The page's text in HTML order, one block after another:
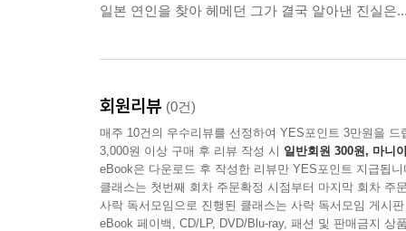
일본 연인을 찾아 헤메던 그가 결국 알아낸 진실은
회원리뷰 (0건)
매주 10건의 우수리뷰를 선정하여 YES포인트 3만원을 드
3,000원 이상 구매 후 리뷰 작성 시 일반회원 300원, 마니
eBook은 다운로드 후 작성한 리뷰만 YES포인트 지급됩니
클래스는 첫번째 회차 주문확정 시점부터 마지막 회차 주
사락 독서모임으로 진행된 클래스는 사락 독서모임 게시
eBook 페이백, CD/LP, DVD/Blu-ray, 패션 및 판매금지 상